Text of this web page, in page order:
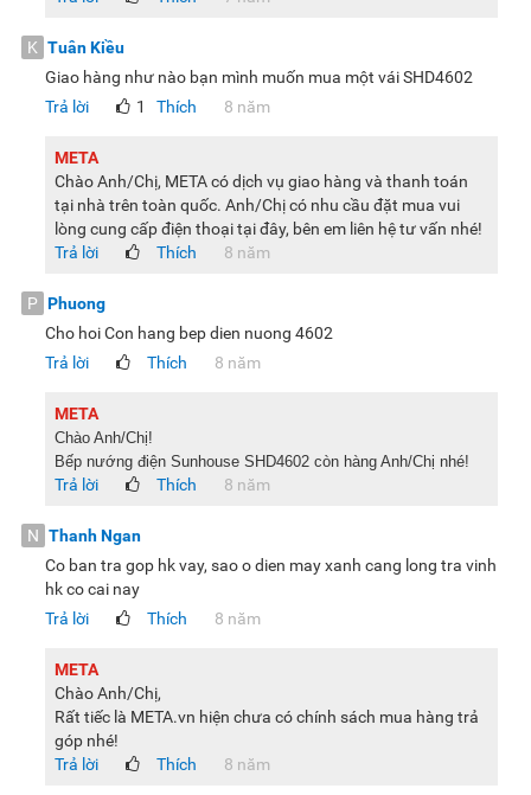
K Tuân Kiều
Giao hàng như nào bạn mình muốn mua một vái SHD4602
Trả lời
Thích
1 8 năm
META
Chào Anh/Chị, META có dịch vụ giao hàng và thanh toán
tại nhà trên toàn quốc. Anh/Chị có nhu cầu đặt mua vui
lòng cung cấp điện thoại tại đây, bên em liên hệ tư vấn nhé!
Trả lời
Thích 8 năm
P Phuong
Cho hoi Con hang bep dien nuong 4602
Trả lời
Thích 8 năm
META
Chào Anh/Chị!
Bếp nướng điện Sunhouse SHD4602 còn hàng Anh/Chị nhé!
Trả lời Thích 8 năm
N Thanh Ngan
Co ban tra gop hk vay, sao o dien may xanh cang long tra vinh
hk co cai nay
Trả lời
Thích 8 năm
META
Chào Anh/Chị,
Rất tiếc là META.vn hiện chưa có chính sách mua hàng trả
góp nhé!
Trả lời
Thích 8 năm